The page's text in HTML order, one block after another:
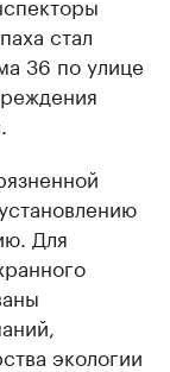
стал
36 по улице
Для
экологии